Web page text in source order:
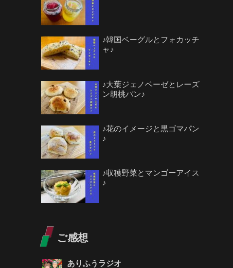
♪韓国ベーグルとフォカッチ
ャ♪
♪大葉ジェノベーゼとレーズ
ン胡桃パン♪
♪花のイメージと黒ゴマパン
♪
♪収穫野菜とマンゴーアイス
♪
ご感想
ありふうラジオ